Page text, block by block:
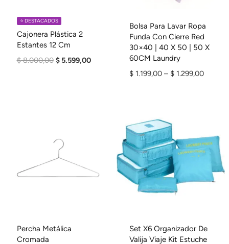
⭐️ DESTACADOS
Cajonera Plástica 2
Estantes 12 Cm
$8.000,00 El
$5.599,00El
Bolsa Para Lavar Ropa
Funda Con Cierre Red
30×40 | 40 X 50 | 50 X
60CM Laundry
$1.199,00 – $1.299,00Rango
$
Percha Metálica
Cromada
Set X6 Organizador De
Valija Viaje Kit Estuche